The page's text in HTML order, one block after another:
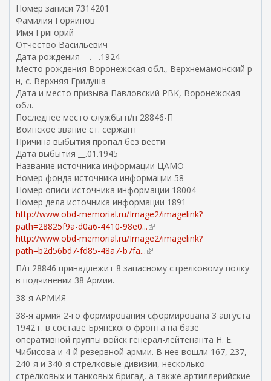
Номер записи 7314201
Фамилия Горяинов
Имя Григорий
Отчество Васильевич
Дата рождения __.__.1924
Место рождения Воронежская обл., Верхнемамонский р-
н, с. Верхняя Грилуша
Дата и место призыва Павловский РВК, Воронежская
обл.
Последнее место службы п/п 28846-П
Воинское звание ст. сержант
Причина выбытия пропал без вести
Дата выбытия __.01.1945
Название источника информации ЦАМО
Номер фонда источника информации 58
Номер описи источника информации 18004
Номер дела источника информации 1891
http://www.obd-memorial.ru/Image2/imagelink?
path=28825f9a-d0a6-4410-98e0...(
в
н
ш
я
с
с
ы
л
к
http://www.obd-memorial.ru/Image2/imagelink?
path=b2d56bd7-fd85-48a7-b7fa...(
н
н
я
я
с
с
ы
П/п 28846 принадлежит 8 запасному стрелковому полку
в подчинении 38 Армии.
38-я АРМИЯ
38-я армия 2-го формирования сфор­мирована 3 августа
1942 г. в составе Брянского фронта на базе
оперативной груп­пы войск генерал-лейтенанта Н. Е.
Чибисова и 4-й резервной армии. В нее вош­ли 167, 237,
240-я и 340-я стрелковые дивизии, несколько
стрелковых и тан­ковых бригад, а также артиллерийские